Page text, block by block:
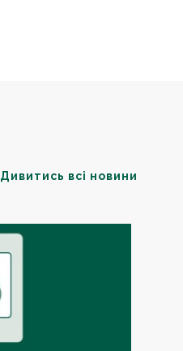
Дивитись всі новини